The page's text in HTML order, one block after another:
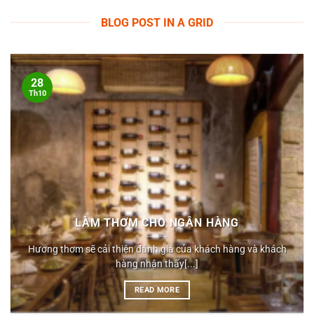
BLOG POST IN A GRID
LÀM THƠM CHO NGÂN HÀNG
Hương thơm sẽ cải thiện đánh giá của khách hàng và khách
hàng nhận thấy[...]
READ MORE
28
Th10